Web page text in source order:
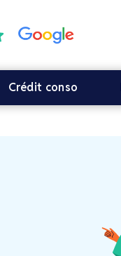
Crédit conso